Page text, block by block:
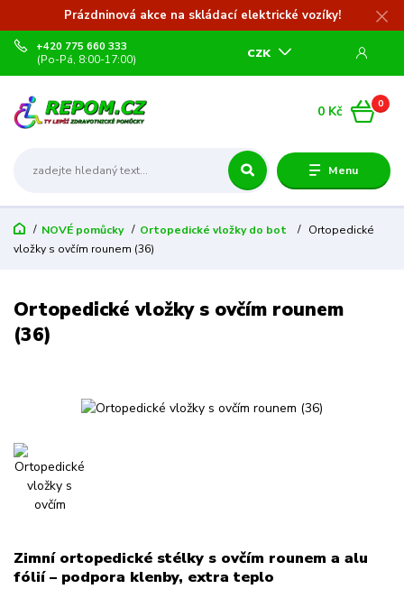
Prázdninová akce na skládací elektrické vozíky!
Menu
CZK
+420 775 660 333
(Po-Pá, 8:00-17:00)
0
0 Kč
NOVÉ pomůcky Ortopedické vložky do bot
Ortopedické
vložky s ovčím rounem (36)
Ortopedické vložky s ovčím rounem
(36)
Zimní ortopedické stélky s ovčím rounem a alu
fólií – podpora klenby, extra teplo